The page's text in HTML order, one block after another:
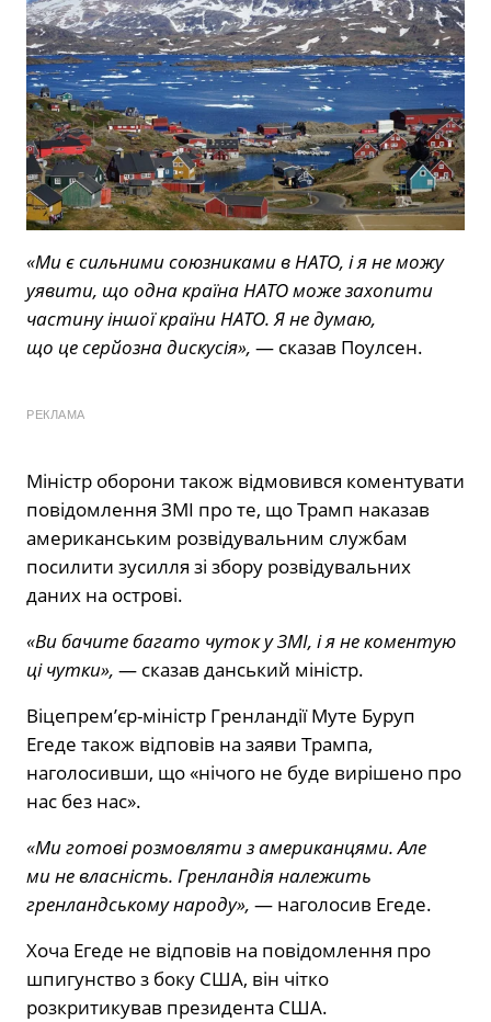
«Ми є сильними союзниками в НАТО, і я не можу
уявити, що одна країна НАТО може захопити
частину іншої країни НАТО. Я не думаю,
що це серйозна дискусія», — сказав Поулсен.
РЕКЛАМА
Міністр оборони також відмовився коментувати
повідомлення ЗМІ про те, що Трамп наказав
американським розвідувальним службам
посилити зусилля зі збору розвідувальних
даних на острові.
«Ви бачите багато чуток у ЗМІ, і я не коментую
ці чутки», — сказав данський міністр.
Віцепрем’єр-міністр Гренландії Муте Буруп
Егеде також відповів на заяви Трампа,
наголосивши, що «нічого не буде вирішено про
нас без нас».
«Ми готові розмовляти з американцями. Але
ми не власність. Гренландія належить
гренландському народу», — наголосив Егеде.
Хоча Егеде не відповів на повідомлення про
шпигунство з боку США, він чітко
розкритикував президента США.